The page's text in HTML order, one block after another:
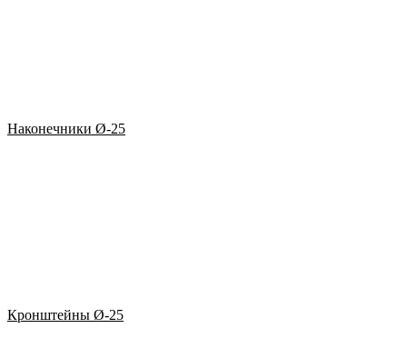
Наконечники Ø-25
Кронштейны Ø-25